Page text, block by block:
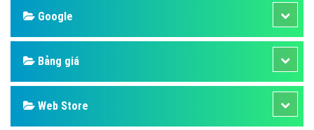
Google
Bảng giá
Web Store